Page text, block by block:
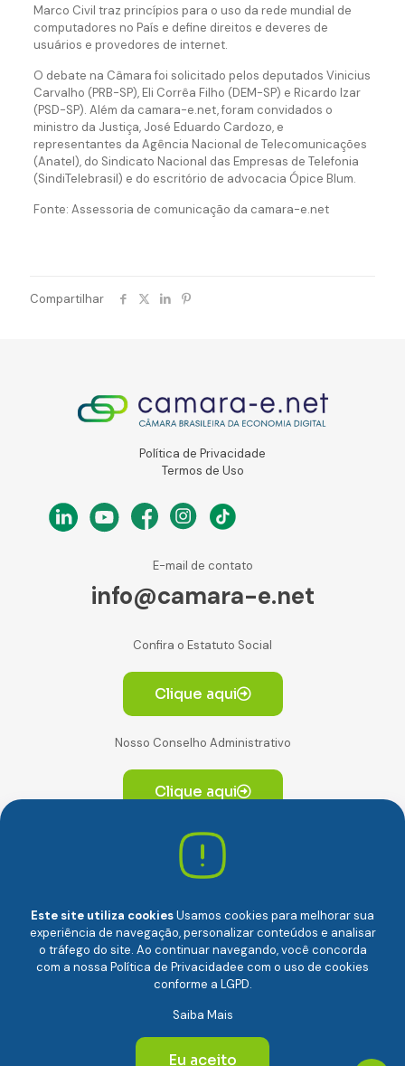
Marco Civil traz princípios para o uso da rede mundial de
computadores no País e define direitos e deveres de
usuários e provedores de internet.
O debate na Câmara foi solicitado pelos deputados Vinicius
Carvalho (PRB-SP), Eli Corrêa Filho (DEM-SP) e Ricardo Izar
(PSD-SP). Além da camara-e.net, foram convidados o
ministro da Justiça, José Eduardo Cardozo, e
representantes da Agência Nacional de Telecomunicações
(Anatel), do Sindicato Nacional das Empresas de Telefonia
(SindiTelebrasil) e do escritório de advocacia Ópice Blum.
Fonte: Assessoria de comunicação da camara-e.net
Compartilhar
Política de Privacidade
Termos de Uso
E-mail de contato
info@camara-e.net
Confira o Estatuto Social
Clique aqui
Nosso Conselho Administrativo
Clique aqui
Av. Paulista, 2064. Conjunto 14, (Edifício Paulista) -
CEP 01310-928 Consolação – São Paulo/SP
Câmara Brasileira da Economia Digital (camara-e.net) |
Este site utiliza cookiesUsamos cookies para melhorar sua
experiência de navegação, personalizar conteúdos e analisar
o tráfego do site. Ao continuar navegando, você concorda
com a nossa Política de Privacidadee com o uso de cookies
conforme a LGPD.
Saiba Mais
Eu aceito